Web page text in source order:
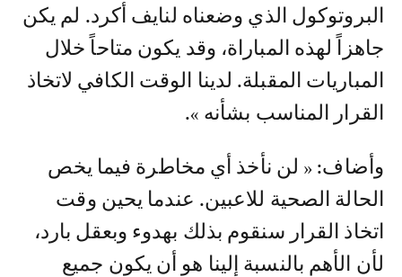
البروتوكول الذي وضعناه لنايف أكرد. لم يكن
جاهزاً لهذه المباراة، وقد يكون متاحاً خلال
المباريات المقبلة. لدينا الوقت الكافي لاتخاذ
القرار المناسب بشأنه ».
وأضاف: « لن نأخذ أي مخاطرة فيما يخص
الحالة الصحية للاعبين. عندما يحين وقت
اتخاذ القرار سنقوم بذلك بهدوء وبعقل بارد،
لأن الأهم بالنسبة إلينا هو أن يكون جميع